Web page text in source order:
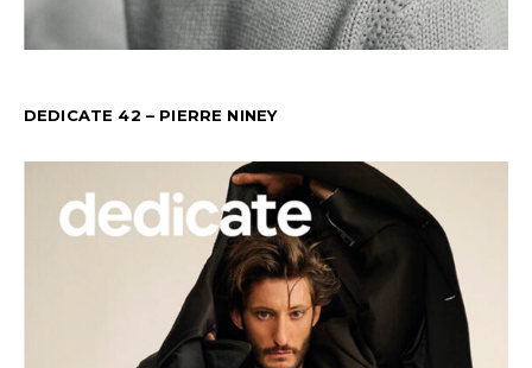
DEDICATE 42 – PIERRE NINEY